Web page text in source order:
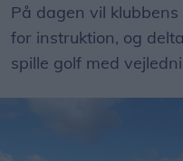
På dagen vil
for instruktion, og
spille golf med